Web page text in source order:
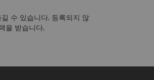
수 있습니다. 등록되지 않
을 받습니다.